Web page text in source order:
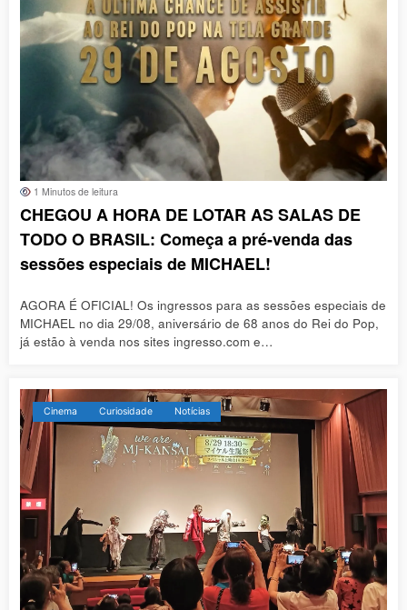
1 Minutos de leitura
CHEGOU A HORA DE LOTAR AS SALAS DE
TODO O BRASIL: Começa a pré-venda das
sessões especiais de MICHAEL!
AGORA É OFICIAL! Os ingressos para as sessões especiais de
MICHAEL no dia 29/08, aniversário de 68 anos do Rei do Pop,
já estão à venda nos sites ingresso.com e…
Cinema Curiosidade Notícias